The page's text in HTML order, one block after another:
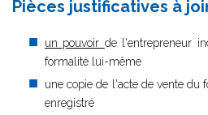
Pièces justificatives à
un pouvoir de l'entrepreneur
formalité lui-même
une copie de l'acte de vente du
enregistré